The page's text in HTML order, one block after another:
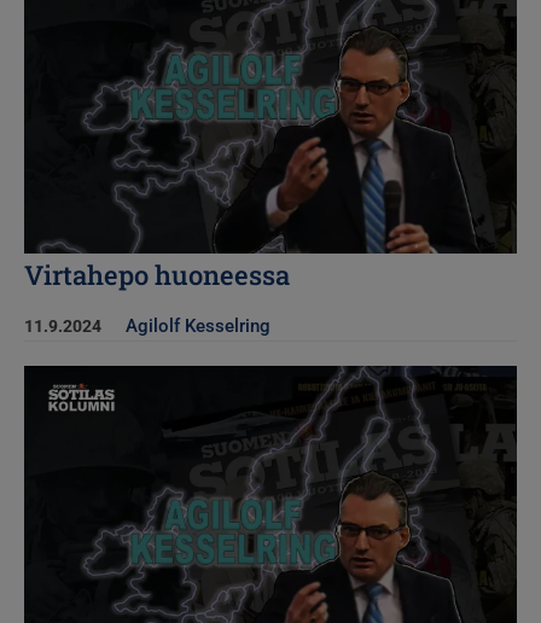
Virtahepo huoneessa
11.9.2024 Agilolf Kesselring
Kuva